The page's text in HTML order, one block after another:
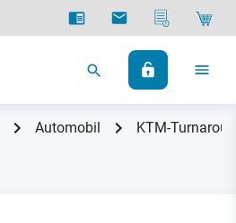
Automobil KTM-